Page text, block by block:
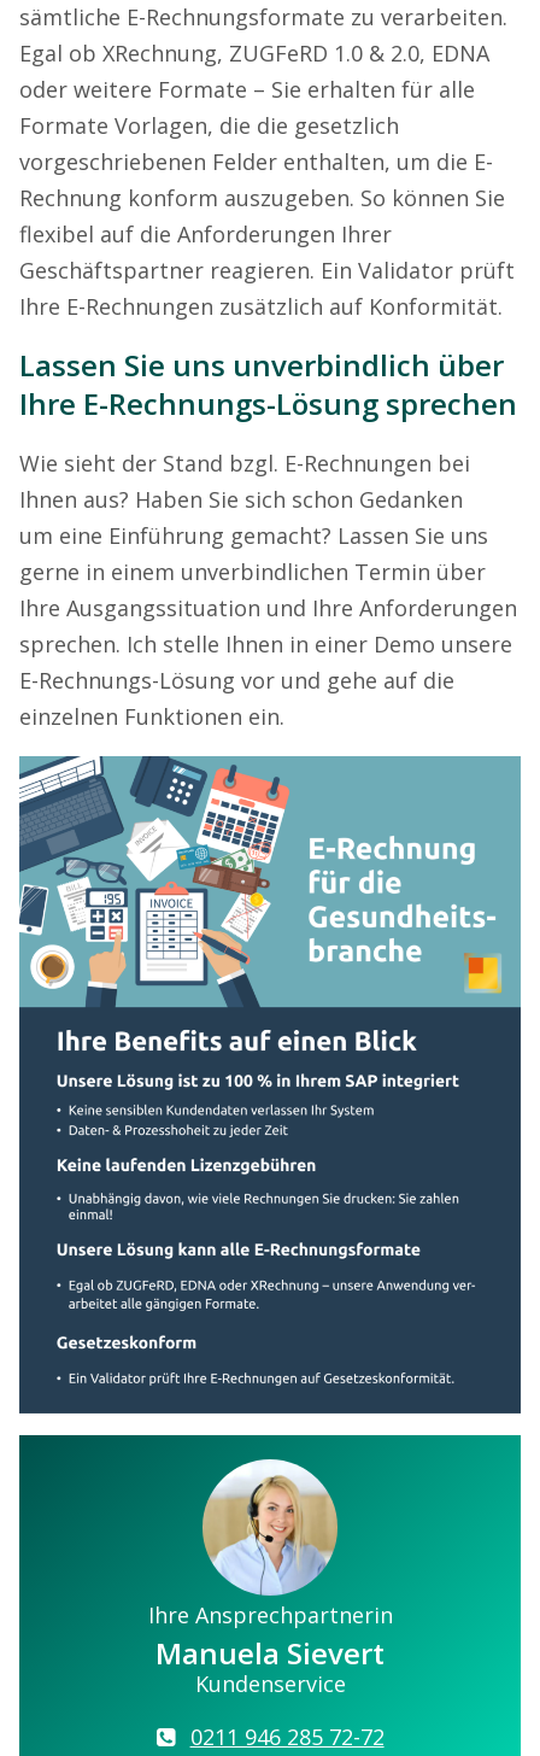
sämtliche E-Rechnungsformate zu verarbeiten.
Egal ob XRechnung, ZUGFeRD 1.0 & 2.0, EDNA
oder weitere Formate – Sie erhalten für alle
Formate Vorlagen, die die gesetzlich
vorgeschriebenen Felder enthalten, um die E-
Rechnung konform auszugeben. So können Sie
flexibel auf die Anforderungen Ihrer
Geschäftspartner reagieren. Ein Validator prüft
Ihre E-Rechnungen zusätzlich auf Konformität.
Lassen Sie uns unverbindlich über
Ihre E-Rechnungs-Lösung sprechen
Wie sieht der Stand bzgl. E-Rechnungen bei
Ihnen aus? Haben Sie sich schon Gedanken
um eine Einführung gemacht? Lassen Sie uns
gerne in einem unverbindlichen Termin über
Ihre Ausgangssituation und Ihre Anforderungen
sprechen. Ich stelle Ihnen in einer Demo unsere
E-Rechnungs-Lösung vor und gehe auf die
einzelnen Funktionen ein.
Ihre Ansprechpartnerin
Manuela Sievert
Kundenservice
0211 946 285 72-72